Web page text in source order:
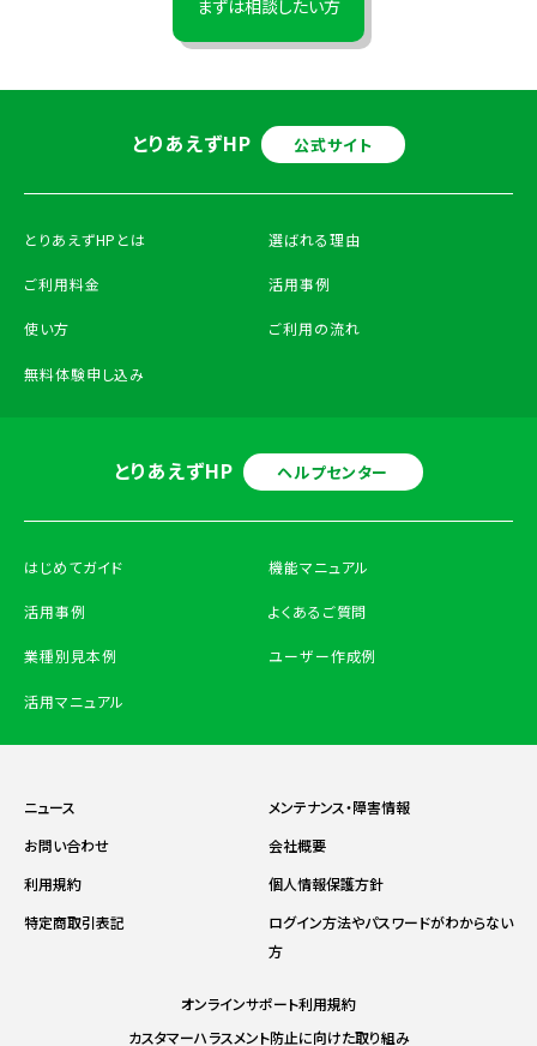
まずは相談したい方
とりあえずHP 公式サイト
とりあえずHPとは
ご利用料金
使い方
選ばれる理由
活用事例
ご利用の流れ
無料体験申し込み
とりあえずHP ヘルプセンター
はじめてガイド
活用事例
業種別見本例
機能マニュアル
よくあるご質問
ユーザー作成例
活用マニュアル
ニュース
メンテナンス・障害情報
お問い合わせ
会社概要
利用規約
個人情報保護方針
特定商取引表記
ログイン方法やパスワードがわからない
方
オンラインサポート利用規約
カスタマーハラスメント防止に向けた取り組み